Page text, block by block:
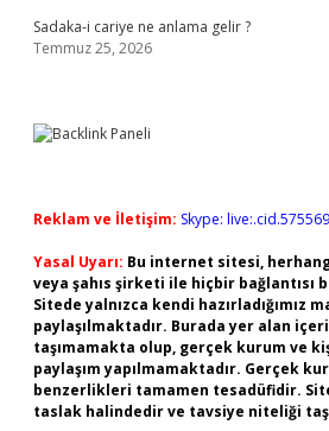
Sadaka-i cariye ne anlama gelir ?
Temmuz 25, 2026
Reklam ve İletişim: Skype:
Yasal Uyarı: Bu internet sitesi,
veya şahıs şirketi ile hiçbir bağlantısı
Sitede yalnızca kendi hazırladığımız
paylaşılmaktadır. Burada yer alan
taşımamakta olup, gerçek kurum ve
paylaşım yapılmamaktadır. Gerçek
benzerlikleri tamamen tesadüfidir.
taslak halindedir ve tavsiye niteliği